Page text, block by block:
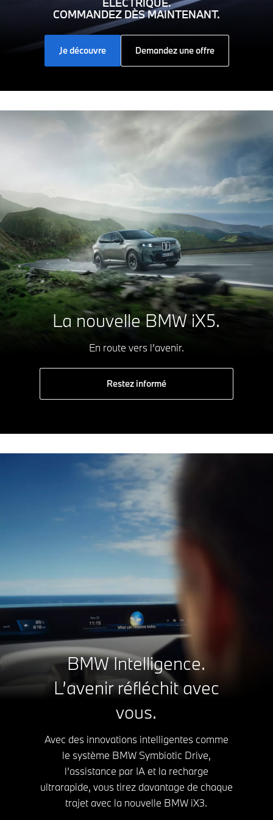
ÉLECTRIQUE.
COMMANDEZ DÈS MAINTENANT.
Je découvre Demandez une offre
La nouvelle BMW iX5.
En route vers l’avenir.
Restez informé
BMW Intelligence.
L’avenir réfléchit avec
vous.
Avec des innovations intelligentes comme
le système BMW Symbiotic Drive,
l’assistance par IA et la recharge
ultrarapide, vous tirez davantage de chaque
trajet avec la nouvelle BMW iX3.